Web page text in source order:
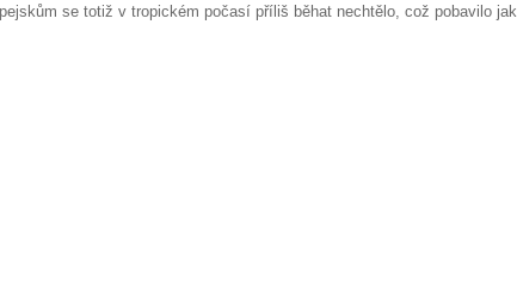
se totiž v tropickém počasí příliš běhat nechtělo, což pobavilo jak